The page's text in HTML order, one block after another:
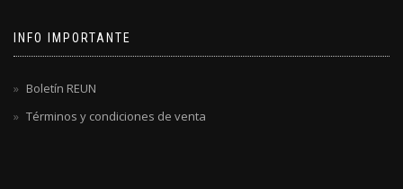
INFO IMPORTANTE
Boletín REUN
Términos y condiciones de venta